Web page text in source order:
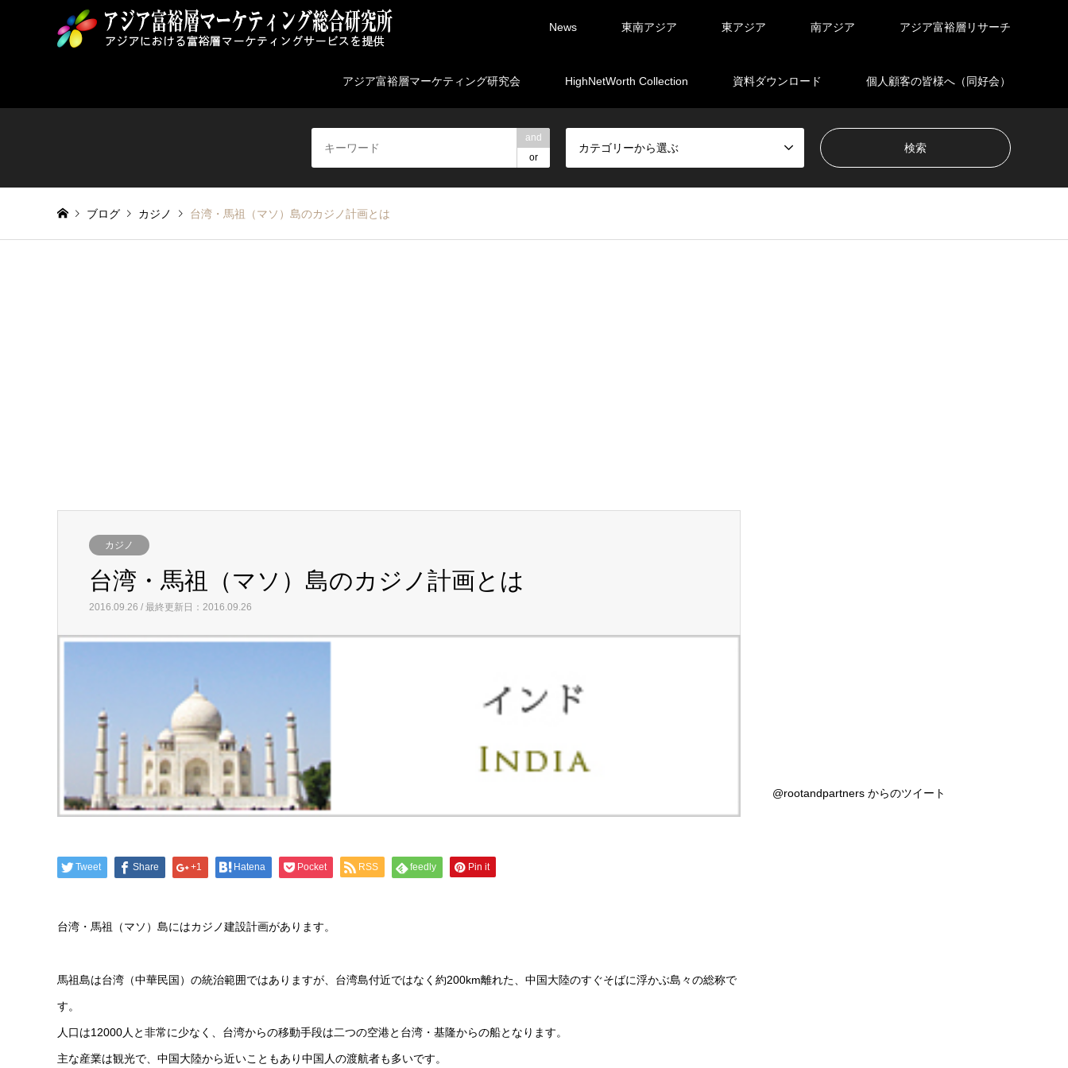
News 東南アジア 東アジア 南アジア アジア富裕層リサーチ
アジア富裕層マーケティング研究会 HighNetWorth Collection 資料ダウンロード 個人顧客の皆様へ（同好会）
and
or
カテゴリーから選ぶ
ブログ カジノ 台湾・馬祖（マソ）島のカジノ計画とは
カジノ
台湾・馬祖（マソ）島のカジノ計画とは
2016.09.26 / 最終更新日：2016.09.26
Tweet Share +1 Hatena Pocket RSS feedly Pin it
台湾・馬祖（マソ）島にはカジノ建設計画があります。
馬祖島は台湾（中華民国）の統治範囲ではありますが、台湾島付近ではなく約200km離れた、中国大陸のすぐそばに浮かぶ島々の総称で
す。
人口は12000人と非常に少なく、台湾からの移動手段は二つの空港と台湾・基隆からの船となります。
主な産業は観光で、中国大陸から近いこともあり中国人の渡航者も多いです。
@rootandpartners からのツイート